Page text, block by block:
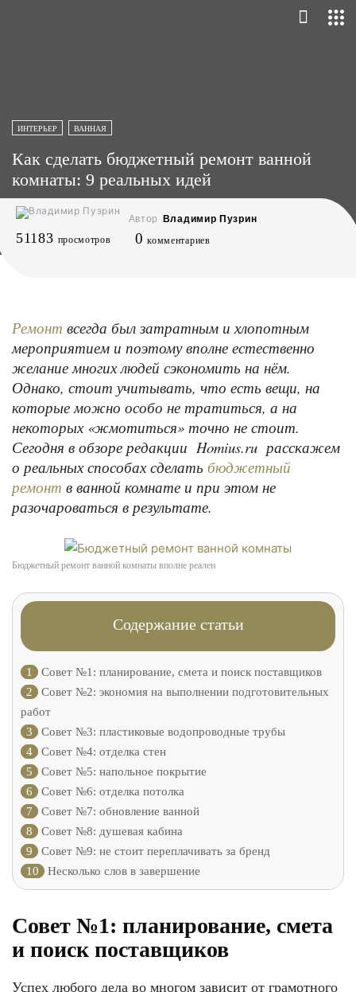
ИНТЕРЬЕР ВАННАЯ
Как сделать бюджетный ремонт ванной
комнаты: 9 реальных идей
Автор Владимир Пузрин
51183 просмотров 0 комментариев
Ремонт всегда был затратным и хлопотным
мероприятием и поэтому вполне естественно
желание многих людей сэкономить на нём.
Однако, стоит учитывать, что есть вещи, на
которые можно особо не тратиться, а на
некоторых «жмотиться» точно не стоит.
Сегодня в обзоре редакции Homius.ru расскажем
о реальных способах сделать бюджетный
ремонт в ванной комнате и при этом не
разочароваться в результате.
Бюджетный ремонт ванной комнаты вполне реален
Содержание статьи
1
Совет №1: планирование, смета и поиск поставщиков
2
Совет №2: экономия на выполнении подготовительных
работ
3
Совет №3: пластиковые водопроводные трубы
4
Совет №4: отделка стен
5
Совет №5: напольное покрытие
6
Совет №6: отделка потолка
7
Совет №7: обновление ванной
8
Совет №8: душевая кабина
9
Совет №9: не стоит переплачивать за бренд
10
Несколько слов в завершение
Совет №1: планирование, смета
и поиск поставщиков
Успех любого дела во многом зависит от грамотного